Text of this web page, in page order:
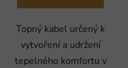
Topný kabel určený k
vytvoření a udržení
tepelného komfortu v